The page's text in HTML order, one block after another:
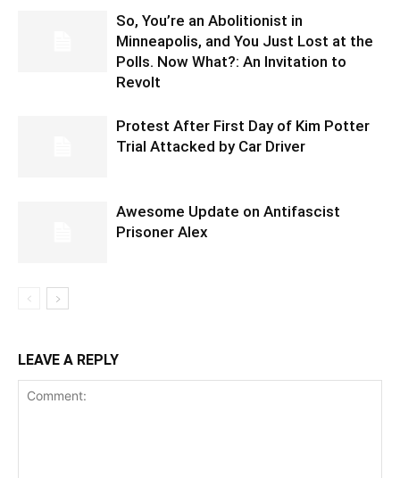
So, You’re an Abolitionist in
Minneapolis, and You Just Lost at the
Polls. Now What?: An Invitation to
Revolt
Protest After First Day of Kim Potter
Trial Attacked by Car Driver
Awesome Update on Antifascist
Prisoner Alex
LEAVE A REPLY